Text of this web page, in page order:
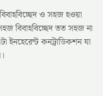
ও সহজ হওয়া
বিবাহবিচ্ছেদ তত সহজ না
ইনহেরেন্ট কনট্রাডিকশন যা